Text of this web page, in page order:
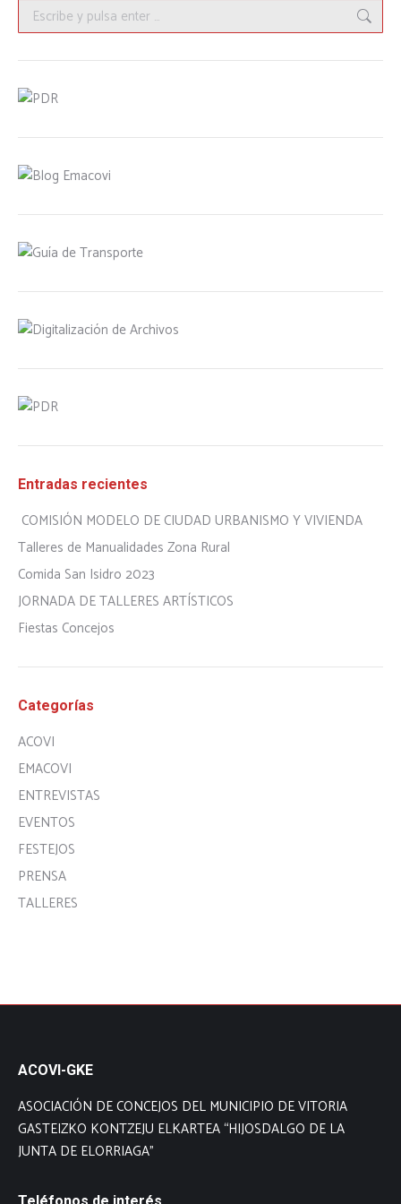
Buscar:
Entradas recientes
COMISIÓN MODELO DE CIUDAD URBANISMO Y VIVIENDA
Talleres de Manualidades Zona Rural
Comida San Isidro 2023
JORNADA DE TALLERES ARTÍSTICOS
Fiestas Concejos
Categorías
ACOVI
EMACOVI
ENTREVISTAS
EVENTOS
FESTEJOS
PRENSA
TALLERES
ACOVI-GKE
ASOCIACIÓN DE CONCEJOS DEL MUNICIPIO DE VITORIA
GASTEIZKO KONTZEJU ELKARTEA “HIJOSDALGO DE LA
JUNTA DE ELORRIAGA”